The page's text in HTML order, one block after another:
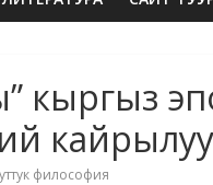
кыргыз
философия